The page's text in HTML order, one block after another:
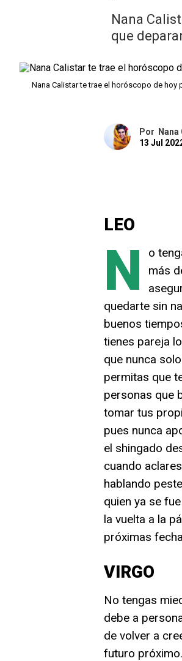
Nana
que
Nana Calistar te trae el horóscopo de
Por
13 Jul
LEO
N
o
más
quedarte sin
buenos
tienes pareja
que nunca
permitas que
personas que
tomar tus
pues nunca
el shingado
cuando
hablando
quien ya se
la vuelta a la
próximas
VIRGO
No tengas
debe a
de volver a
futuro